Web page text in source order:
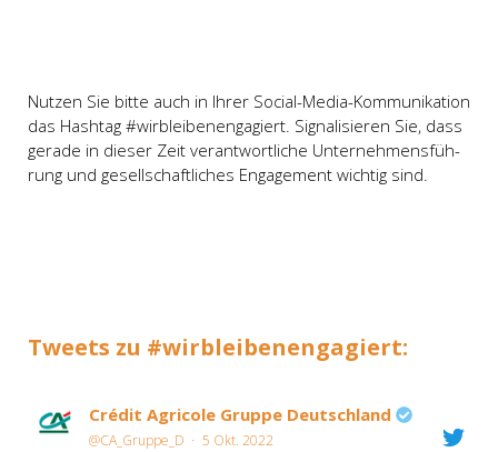
Nut­zen Sie bit­te auch in Ihrer Soci­al-Media-Kom­mu­ni­ka­ti­on
das Hash­tag #wirb­lei­ben­en­ga­giert. Signa­li­sie­ren Sie, dass
gera­de in die­ser Zeit ver­ant­wort­li­che Unter­neh­mens­füh­
rung und gesell­schaft­li­ches Enga­ge­ment wich­tig sind.
Tweets zu #wirb­lei­ben­en­ga­giert:
Cré­dit Agri­co­le Grup­pe Deutsch­land
@CA_Gruppe_D · 5 Okt. 2022